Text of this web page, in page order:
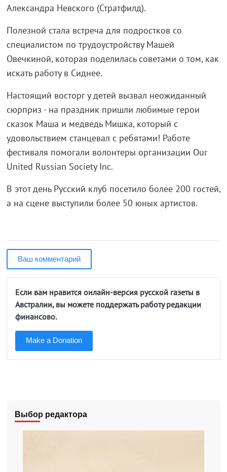
Александра Невского (Стратфилд).
Полезной стала встреча для подростков со
специалистом по трудоустройству Машей
Овечкиной, которая поделилась советами о том, как
искать работу в Сиднее.
Настоящий восторг у детей вызвал неожиданный
сюрприз - на праздник пришли любимые герои
сказок Маша и медведь Мишка, который с
удовольствием станцевал с ребятами! Работе
фестиваля помогали волонтеры организации Our
United Russian Society Inc.
В этот день Русский клуб посетило более 200 гостей,
а на сцене выступили более 50 юных артистов.
Ваш комментарий
Если вам нравится онлайн-версия русской газеты в
Австралии, вы можете поддержать работу редакции
финансово.
Make a Donation
Выбор редактора